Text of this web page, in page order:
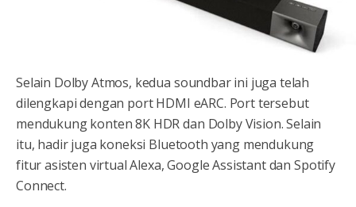
Selain Dolby Atmos, kedua soundbar ini juga telah
dilengkapi dengan port HDMI eARC. Port tersebut
mendukung konten 8K HDR dan Dolby Vision. Selain
itu, hadir juga koneksi Bluetooth yang mendukung
fitur asisten virtual Alexa, Google Assistant dan Spotify
Connect.